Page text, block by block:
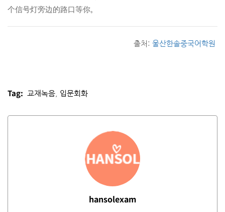
个信号灯旁边的路口等你。
출처: 울산한솔중국어학원
Tag: 교재녹음 입문회화
hansolexam